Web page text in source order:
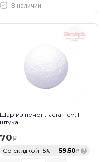
В наличии
Шар из пенопласта 11см, 1
штука
70
Со скидкой 15% — 59.50 ?